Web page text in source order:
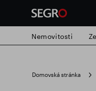
for
Nemovitosti
Domovská stránka